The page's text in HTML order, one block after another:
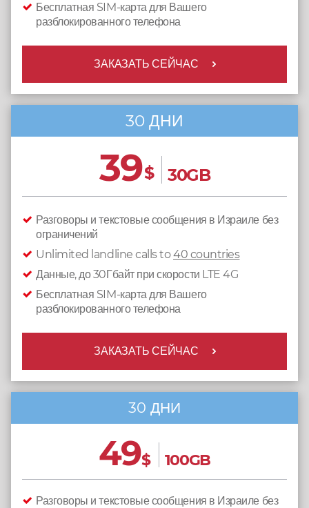
Бесплатная SIM-карта для Вашего
разблокированного телефона
ЗАКАЗАТЬ СЕЙЧАС
30 ДНИ
39$ 30GB
Разговоры и текстовые сообщения в Израиле без
ограничений
Unlimited landline calls to40 countries
Данные, до 30Гбайт при скорости LTE 4G
Бесплатная SIM-карта для Вашего
разблокированного телефона
ЗАКАЗАТЬ СЕЙЧАС
30 ДНИ
49$ 100GB
Разговоры и текстовые сообщения в Израиле без